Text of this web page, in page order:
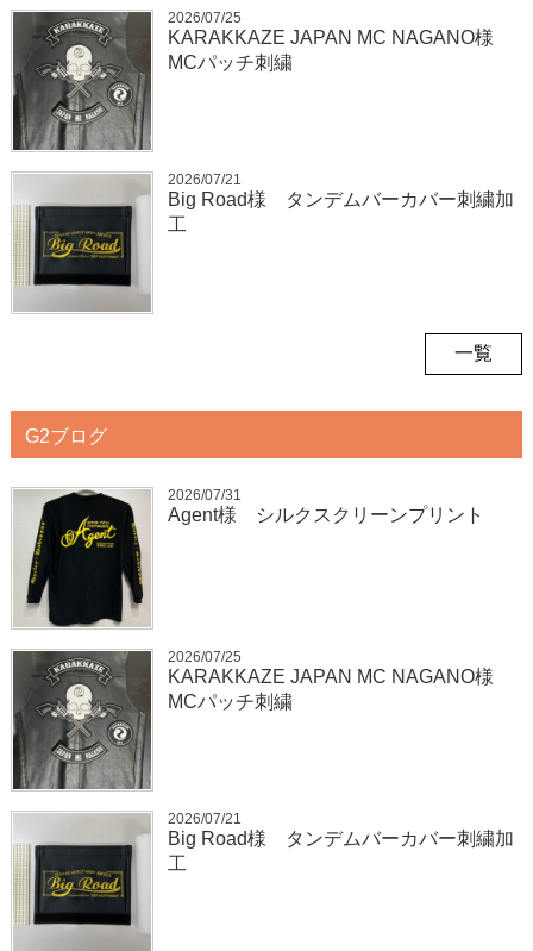
2026/07/25
KARAKKAZE JAPAN MC NAGANO様
MCパッチ刺繍
2026/07/21
Big Road様 タンデムバーカバー刺繍加
工
一覧
G2ブログ
2026/07/31
Agent様 シルクスクリーンプリント
2026/07/25
KARAKKAZE JAPAN MC NAGANO様
MCパッチ刺繍
2026/07/21
Big Road様 タンデムバーカバー刺繍加
工